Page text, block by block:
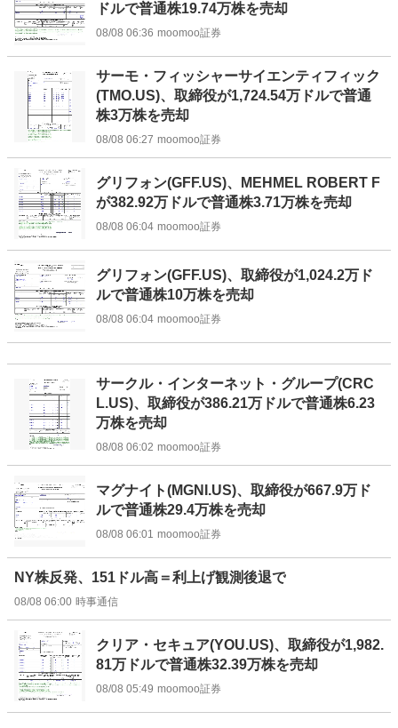
ドルで普通株19.74万株を売却
08/08 06:36 moomoo証券
サーモ・フィッシャーサイエンティフィック
(TMO.US)、取締役が1,724.54万ドルで普通
株3万株を売却
08/08 06:27 moomoo証券
グリフォン(GFF.US)、MEHMEL ROBERT F
が382.92万ドルで普通株3.71万株を売却
08/08 06:04 moomoo証券
グリフォン(GFF.US)、取締役が1,024.2万ド
ルで普通株10万株を売却
08/08 06:04 moomoo証券
サークル・インターネット・グループ(CRC
L.US)、取締役が386.21万ドルで普通株6.23
万株を売却
08/08 06:02 moomoo証券
マグナイト(MGNI.US)、取締役が667.9万ド
ルで普通株29.4万株を売却
08/08 06:01 moomoo証券
NY株反発、151ドル高＝利上げ観測後退で
08/08 06:00 時事通信
クリア・セキュア(YOU.US)、取締役が1,982.
81万ドルで普通株32.39万株を売却
08/08 05:49 moomoo証券